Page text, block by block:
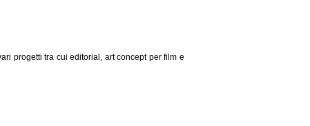
progetti tra cui editorial, art concept per film e